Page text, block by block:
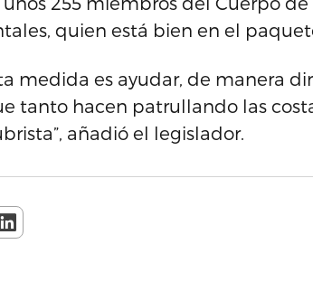
quien está bien en el
medida es ayudar, de manera
tanto hacen patrullando las
añadió el legislador.